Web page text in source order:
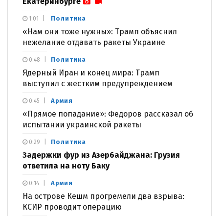
Политика
«Нам они тоже нужны»: Трамп объяснил
нежелание отдавать ракеты Украине
1:01
Политика
Ядерный Иран и конец мира: Трамп
выступил с жестким предупреждением
0:48
Армия
«Прямое попадание»: Федоров рассказал об
испытании украинской ракеты
0:45
Политика
Задержки фур из Азербайджана: Грузия
ответила на ноту Баку
0:29
Армия
На острове Кешм прогремели два взрыва:
КСИР проводит операцию
0:14